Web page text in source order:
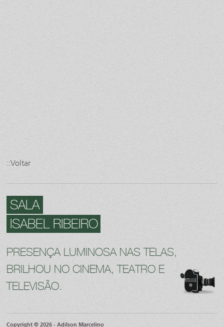
::Voltar
SALA
ISABEL RIBEIRO
PRESENÇA LUMINOSA NAS TELAS,
BRILHOU NO CINEMA, TEATRO E
TELEVISÃO.
Copyright © 2026 - Adilson Marcelino